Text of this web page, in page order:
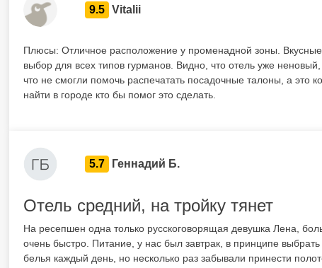
9.5 Vitalii
Плюсы: Отличное расположение у променадной зоны.
выбор для всех типов гурманов. Видно, что отель уже
что не смогли помочь распечатать посадочные талоны, а это
найти в городе кто бы помог это сделать.
5.7 Геннадий Б.
Отель средний, на тройку тянет
На ресепшен одна только русскоговорящая девушка Лена,
очень быстро. Питание, у нас был завтрак, в принципе
белья каждый день, но несколько раз забывали принести